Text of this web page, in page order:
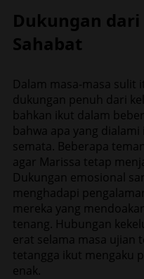
Dukungan
Sahabat
Dalam masa-masa sulit
dukungan penuh dari
bahkan ikut dalam
bahwa apa yang
semata. Beberapa
agar Marissa tetap
Dukungan emosional
menghadapi
mereka yang
tenang. Hubungan
erat selama masa ujian
tetangga ikut mengaku
enak.